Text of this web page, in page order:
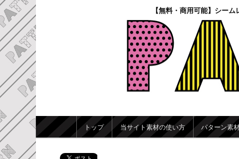
【無料・商用可能】シー
メインメニュー
メインコンテンツへ移動
サブコンテンツへ移動
トップ 当サイト素材の使い方 パターン素